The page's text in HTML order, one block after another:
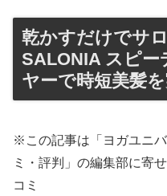
乾かすだけでサ
SALONIA スピー
ヤーで時短美髪
※この記事は「ヨガユニ
ミ・評判」の編集部に寄
コミ